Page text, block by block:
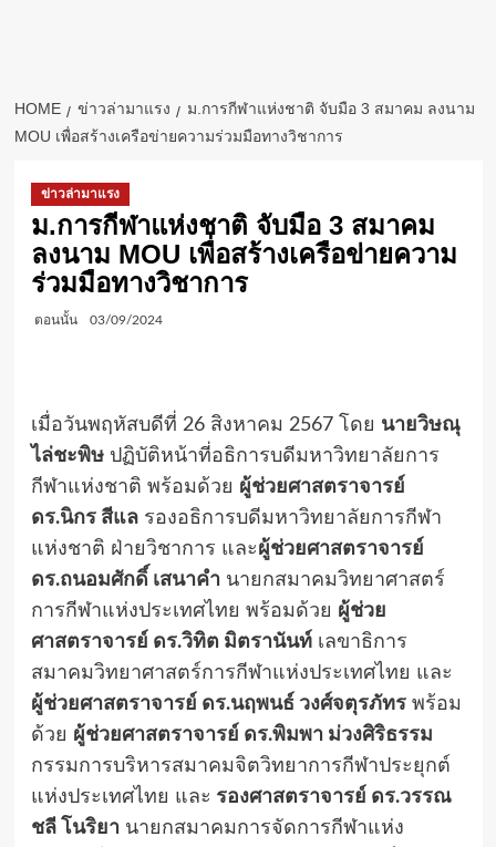
HOME ข่าวล่ามาแรง
ม.การกีฬาแห่งชาติ จับมือ 3 สมาคม ลงนาม
MOU เพื่อสร้างเครือข่ายความร่วมมือทางวิชาการ
ข่าวล่ามาแรง
ม.การกีฬาแห่งชาติ จับมือ 3 สมาคม
ลงนาม MOU เพื่อสร้างเครือข่ายความ
ร่วมมือทางวิชาการ
ตอนนั้น 03/09/2024
เมื่อวันพฤหัสบดีที่ 26 สิงหาคม 2567 โดย นายวิษณุ
ไล่ชะพิษปฏิบัติหน้าที่อธิการบดีมหาวิทยาลัยการ
กีฬาแห่งชาติ พร้อมด้วย ผู้ช่วยศาสตราจารย์
ดร.นิกร สีแลรองอธิการบดีมหาวิทยาลัยการกีฬา
แห่งชาติ ฝ่ายวิชาการ และผู้ช่วยศาสตราจารย์
ดร.ถนอมศักดิ์ เสนาคำนายกสมาคมวิทยาศาสตร์
การกีฬาแห่งประเทศไทย พร้อมด้วย ผู้ช่วย
ศาสตราจารย์ ดร.วิทิต มิตรานันท์เลขาธิการ
สมาคมวิทยาศาสตร์การกีฬาแห่งประเทศไทย และ
ผู้ช่วยศาสตราจารย์ ดร.นฤพนธ์ วงศ์จตุรภัทรพร้อม
ด้วย ผู้ช่วยศาสตราจารย์ ดร.พิมพา ม่วงศิริธรรม
กรรมการบริหารสมาคมจิตวิทยาการกีฬาประยุกต์
แห่งประเทศไทย และ รองศาสตราจารย์ ดร.วรรณ
ชลี โนริยานายกสมาคมการจัดการกีฬาแห่ง